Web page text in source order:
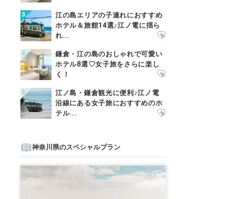
江の島エリアの子連れにおすすめ
ホテル＆旅館14選♪江ノ電に揺ら
れ...
鎌倉・江の島のおしゃれで可愛い
ホテル8選♡女子旅をさらに楽し
く！
江ノ島・鎌倉観光に便利♪江ノ電
沿線にある女子旅におすすめのホ
テル...
神奈川県のスペシャルプラン